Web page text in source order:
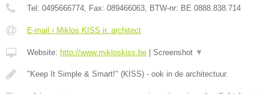
Tel: 0495666774, Fax: 089466063, BTW-nr: BE 0888.838.714
E-mail › Miklos KISS ir. architect
Website: http://www.mikloskiss.be Screenshot ▼
"Keep It Simple & Smart!" (KISS) - ook in de architectuur.